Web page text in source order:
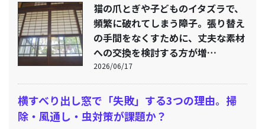
猫の爪とぎや子どものイタズラで、
頻繁に破れてしまう障子。張り替え
の手間をなくすために、丈夫な素材
への交換を検討する方が増…
2026/06/17
横すべり出し窓で「失敗」する3つの理由。掃
除・風通し・虫対策が課題か？